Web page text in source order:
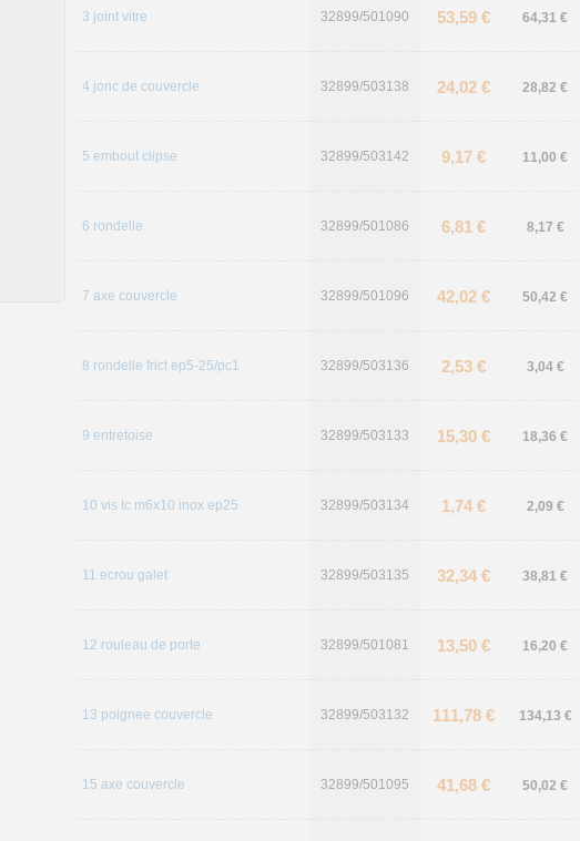
3 joint vitre 32899/501090 53,59 € 64,31 €
4 jonc de couvercle 32899/503138 24,02 € 28,82 €
5 embout clipse 32899/503142 9,17 € 11,00 €
6 rondelle 32899/501086 6,81 € 8,17 €
7 axe couvercle 32899/501096 42,02 € 50,42 €
8 rondelle frict ep5-25/pc1 32899/503136 2,53 € 3,04 €
9 entretoise 32899/503133 15,30 € 18,36 €
10 vis tc m6x10 inox ep25 32899/503134 1,74 € 2,09 €
11 ecrou galet 32899/503135 32,34 € 38,81 €
12 rouleau de porte 32899/501081 13,50 € 16,20 €
13 poignee couvercle 32899/503132 111,78 € 134,13 €
15 axe couvercle 32899/501095 41,68 € 50,02 €